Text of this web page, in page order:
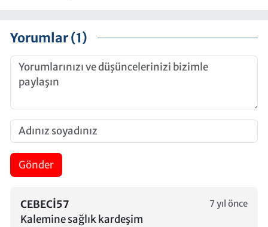
Yorumlar (1)
Gönder
CEBECI57 7 yıl önce
Kalemine sağlık kardeşim